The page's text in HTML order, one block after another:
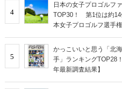
4
日本の女子プロゴルフ
TOP30！ 第1位は約14
本女子プロゴルフ選手
5
かっこいいと思う「北
手」ランキングTOP28
年最新調査結果】